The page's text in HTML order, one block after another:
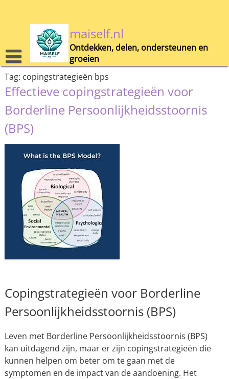
maiself.nl
Ontdekken, delen, ondersteunen en
groeien
Tag: copingstrategieën bps
Effectieve copingstrategieën voor
Borderline Persoonlijkheidsstoornis
(BPS)
Copingstrategieën voor Borderline
Persoonlijkheidsstoornis (BPS)
Leven met Borderline Persoonlijkheidsstoornis (BPS)
kan uitdagend zijn, maar er zijn copingstrategieën die
kunnen helpen om beter om te gaan met de
symptomen en de impact van de aandoening. Het